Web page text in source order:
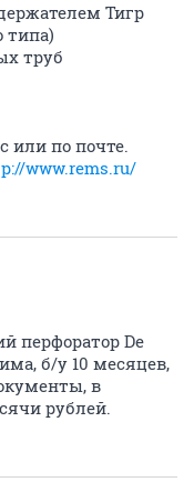
Тигр
типа)
труб
или по почте.
www.rems.ru/
перфоратор De
б/у 10 месяцев,
в
рублей.